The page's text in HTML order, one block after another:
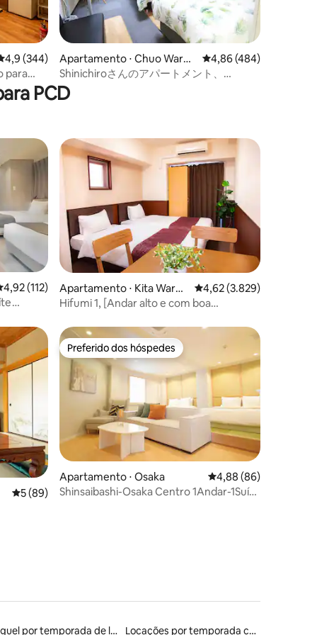
de uma avaliação média de 5, 344 avaliações
4,9 (344)
para
Apartamento ⋅ Chuo Ward,
Osaka
4,86 de uma avaliação
4,86 (484)
Shinichiroさんのアパートメント、
Apartamento familiar
PCD
de uma avaliação média de 5, 112 avaliações
4,92 (112)
Apartamento ⋅ Kita Ward,
Osaka
4,62 de uma avaliação
4,62 (3.829)
Hifumi 1, [Andar alto e com boa
confortável, bem próximo ao shopping
1004
hóspedes
5 de uma avaliação média de 5, 89 avaliações
5 (89)
Preferido dos hóspedes
Preferido dos hóspedes
Apartamento ⋅ Osaka 4,88 de uma
4,88 (86)
Shinsaibashi-Osaka Centro 1Andar-1Suíte
Aluguel por temporada de lofts Locações por temporada com piscina